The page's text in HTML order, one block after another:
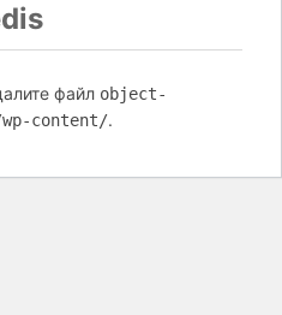
файл object-
content/.